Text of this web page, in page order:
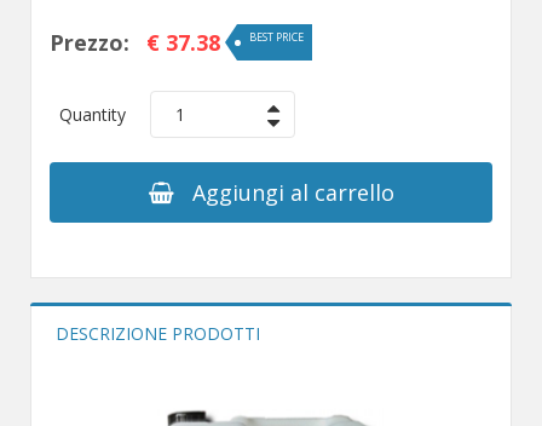
Prezzo: € 37.38 BEST PRICE
Quantity 1
Aggiungi al carrello
DESCRIZIONE PRODOTTI